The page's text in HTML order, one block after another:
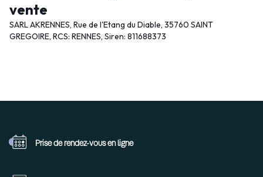
vente
SARL AKRENNES, Rue de l'Etang du Diable, 35760 SAINT
GREGOIRE, RCS: RENNES, Siren: 811688373
Prise de rendez-vous en ligne